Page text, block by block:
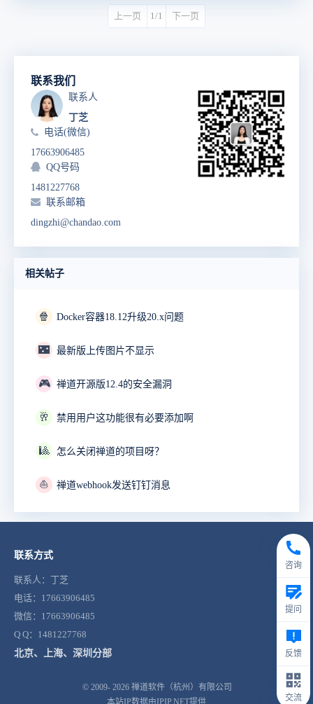
上一页 1/1 下一页
联系我们
联系人
丁芝
电话(微信)
17663906485
QQ号码
1481227768
联系邮箱
dingzhi@chandao.com
相关帖子
🍿 Docker容器18.12升级20.x问题
🌃 最新版上传图片不显示
🎮 禅道开源版12.4的安全漏洞
🥂 禁用用户这功能很有必要添加啊
🎱 怎么关闭禅道的项目呀？
⛵ 禅道webhook发送钉钉消息
联系方式
联系人：丁芝
电话：17663906485
微信：17663906485
Q Q：1481227768
北京、上海、深圳分部
© 2009- 2026 禅道软件（杭州）有限公司
本站IP数据由IPIP.NET提供
咨询
提问
反馈
交流